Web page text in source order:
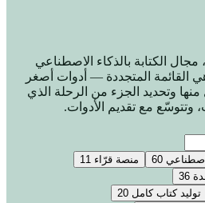
مجال الكتابة بالذكاء الاصطناعي
المتجددة — أدوات أصغر
وتحديد الجزء من الرحلة الذي
وتتوسّع مع تقديم الأدوات.
60 منصة قرّاء 11
36
توليد كتاب كامل 20